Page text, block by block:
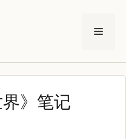
菜
界》笔记